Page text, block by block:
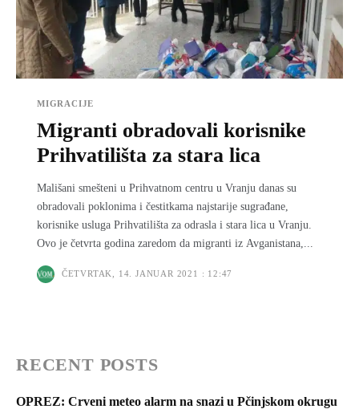
MIGRACIJE
Migranti obradovali korisnike
Prihvatilišta za stara lica
Mališani smešteni u Prihvatnom centru u Vranju danas su
obradovali poklonima i čestitkama najstarije sugrađane,
korisnike usluga Prihvatilišta za odrasla i stara lica u Vranju.
Ovo je četvrta godina zaredom da migranti iz Avganistana,...
ČETVRTAK, 14. JANUAR 2021 : 12:47
RECENT POSTS
OPREZ: Crveni meteo alarm na snazi u Pčinjskom okrugu